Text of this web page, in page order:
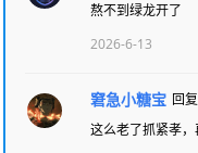
熬不到绿龙开了
2026-6-13
窘急小糖宝 回复
这么老了抓紧孝